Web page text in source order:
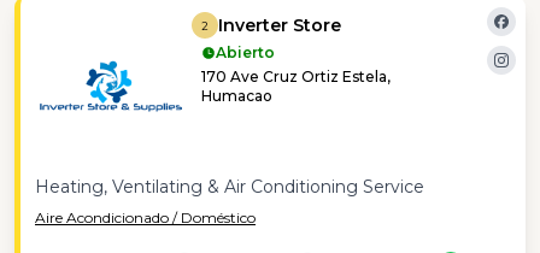
2 Inverter Store
Abierto
170 Ave Cruz Ortiz Estela,
Humacao
Heating, Ventilating & Air Conditioning Service
Aire Acondicionado / Doméstico